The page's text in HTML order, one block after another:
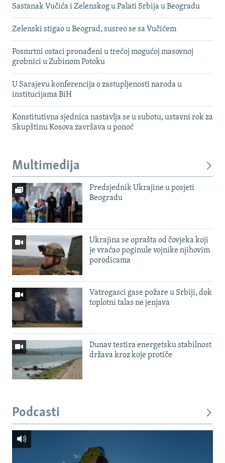
Sastanak Vučića i Zelenskog u Palati Srbija u Beogradu
Zelenski stigao u Beograd, susreo se sa Vučićem
Posmrtni ostaci pronađeni u trećoj mogućoj masovnoj
grobnici u Zubinom Potoku
U Sarajevu konferencija o zastupljenosti naroda u
institucijama BiH
Konstitutivna sjednica nastavlja se u subotu, ustavni rok za
Skupštinu Kosova završava u ponoć
Multimedija
Predsjednik Ukrajine u posjeti
Beogradu
Ukrajina se oprašta od čovjeka koji
je vraćao poginule vojnike njihovim
porodicama
Vatrogasci gase požare u Srbiji, dok
toplotni talas ne jenjava
Dunav testira energetsku stabilnost
država kroz koje protiče
Podcasti